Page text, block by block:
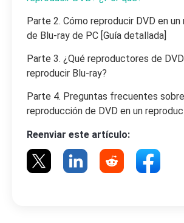
Parte 2. Cómo reproducir DVD en
de Blu-ray de PC [Guía detallada]
Parte 3. ¿Qué reproductores de
reproducir Blu-ray?
Parte 4. Preguntas frecuentes
reproducción de DVD en un
Reenviar este artículo: